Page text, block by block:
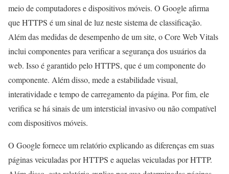
meio de computadores e dispositivos móveis. O Google afirma
que HTTPS é um sinal de luz neste sistema de classificação.
Além das medidas de desempenho de um site, o Core Web Vitals
inclui componentes para verificar a segurança dos usuários da
web. Isso é garantido pelo HTTPS, que é um componente do
componente. Além disso, mede a estabilidade visual,
interatividade e tempo de carregamento da página. Por fim, ele
verifica se há sinais de um intersticial invasivo ou não compatível
com dispositivos móveis.
O Google fornece um relatório explicando as diferenças em suas
páginas veiculadas por HTTPS e aquelas veiculadas por HTTP.